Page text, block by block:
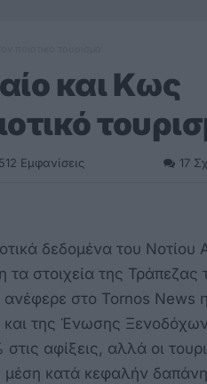
και Κως
512 Εμφανίσεις 17
δεδομένα του Νοτίου
στοιχεία της Τράπεζας
στο Tornos News η
και της Ένωσης
αφίξεις, αλλά οι
μέση κατά κεφαλήν δαπάνη